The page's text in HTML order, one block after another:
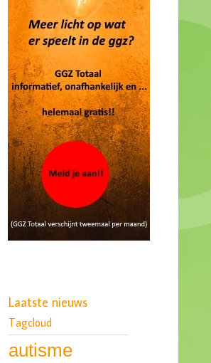
Laatste nieuws
Tagcloud
autisme